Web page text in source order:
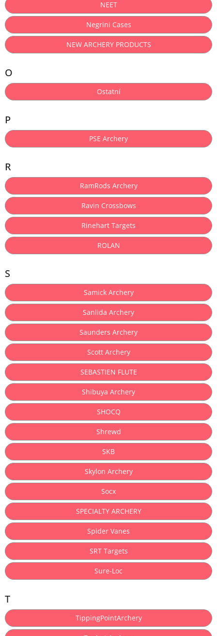
NEET
Negrini Cases
NEW ARCHERY PRODUCTS
O
Ostatní
P
PSE Archery
R
RamRods Archery
Ravin Crossbows
Rinehart Targets
ROLAN
S
Samick Archery
Sanlida Archery
Saunders Archery
Scott Archery
SEBASTIEN FLUTE
Shibuya Archery
SHOCQ
Shrewd
SKB
Skylon Archery
Socx
SPECIALTY ARCHERY
Spider Vanes
SRT Targets
Sure-Loc
T
TippingPointArchery